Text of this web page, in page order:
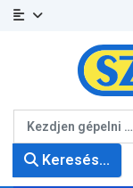
Keresés...